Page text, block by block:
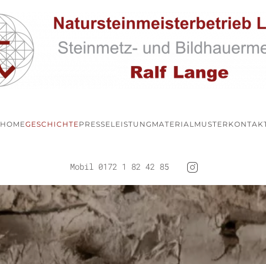
HOMEGESCHICHTEPRESSELEISTUNGMATERIALMUSTER
Mobil 0172 1 82 42 85